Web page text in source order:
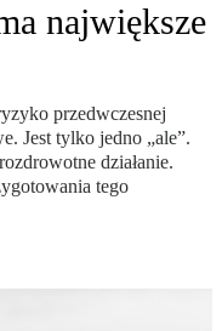
największe
przedwczesnej
Jest tylko jedno „ale”.
działanie.
tego